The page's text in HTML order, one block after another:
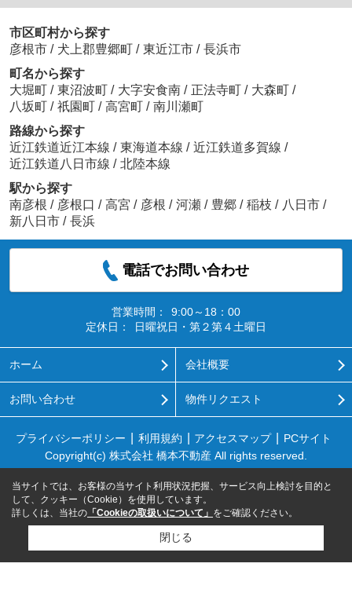
市区町村から探す
彦根市 / 犬上郡豊郷町 / 東近江市 / 長浜市
町名から探す
大堀町 / 東沼波町 / 大字安食南 / 正法寺町 / 大森町 /
八坂町 / 祇園町 / 高宮町 / 南川瀬町
路線から探す
近江鉄道近江本線 / 東海道本線 / 近江鉄道多賀線 /
近江鉄道八日市線 / 北陸本線
駅から探す
南彦根 / 彦根口 / 高宮 / 彦根 / 河瀬 / 豊郷 / 稲枝 / 八日市 /
新八日市 / 長浜
電話でお問い合わせ
営業時間：
9:00～18：00
定休日：
日曜祝日・第２第４土曜日
ホーム 会社概要
お問い合わせ 物件リクエスト
プライバシーポリシー 利用規約 アクセスマップ
PCサイト
Copyright(c) 株式会社 橋本不動産 All rights reserved.
当サイトでは、お客様の当サイト利用状況把握、サービス向上検討を目的と
して、クッキー（Cookie）を使用しています。
詳しくは、当社の 「Cookieの取扱いについて」 をご確認ください。
閉じる